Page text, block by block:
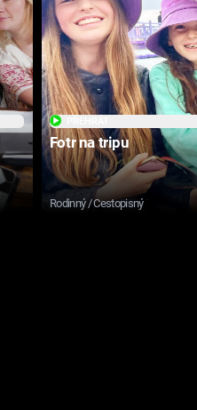
Fotr na tripu
Rodinný / Cestopisný